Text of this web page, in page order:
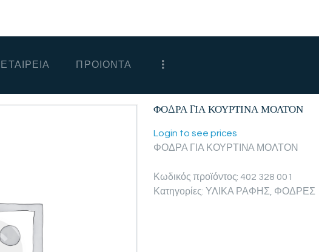
ΕΤΑΙΡΕΙΑ ΠΡΟΙΟΝΤΑ
ΕΠΙΚΟΙΝΩΝΙΑΦΟΔΡΑ ΓΙΑ ΚΟΥΡΤΙΝΑ ΜΟΛΤΟΝ
Login to see prices
ΦΟΔΡΑ ΓΙΑ ΚΟΥΡΤΙΝΑ ΜΟΛΤΟΝ
Κωδικός προϊόντος: 402 328 001
Κατηγορίες: ΥΛΙΚΑ ΡΑΦΗΣ, ΦΟΔΡΕΣ